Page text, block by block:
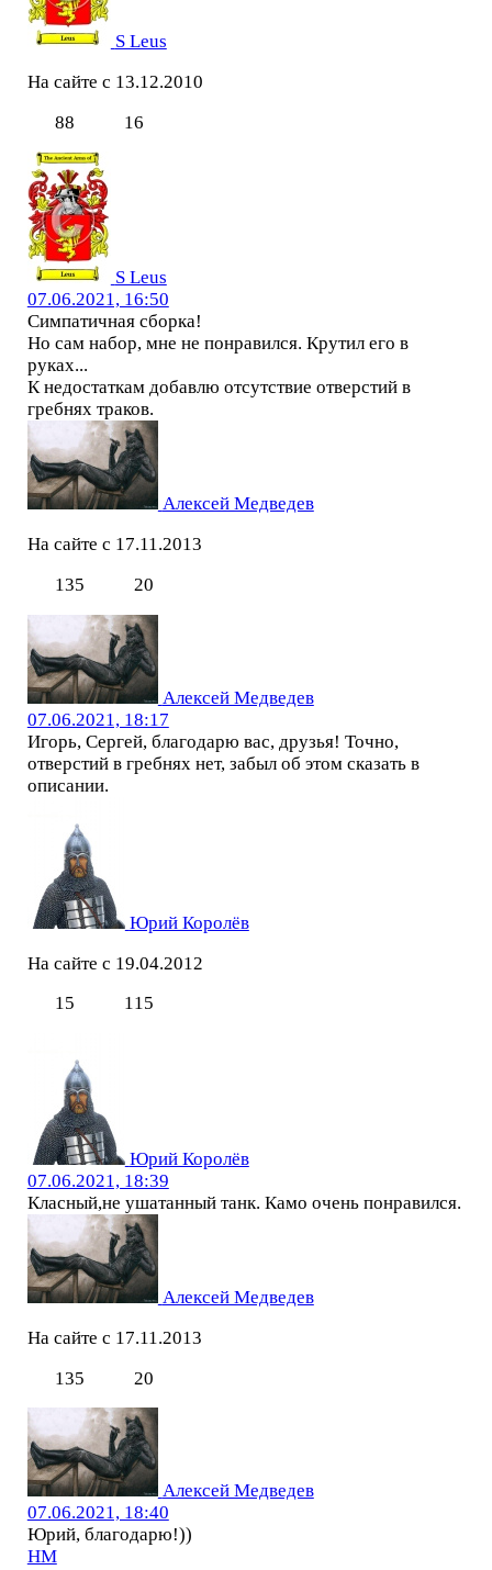
S Leus
На сайте с 13.12.2010
88
16
S Leus
07.06.2021, 16:50
Симпатичная сборка!
Но сам набор, мне не понравился. Крутил его в
руках...
К недостаткам добавлю отсутствие отверстий в
гребнях траков.
Алексей Медведев
На сайте с 17.11.2013
135
20
Алексей Медведев
07.06.2021, 18:17
Игорь, Сергей, благодарю вас, друзья! Точно,
отверстий в гребнях нет, забыл об этом сказать в
описании.
Юрий Королёв
На сайте с 19.04.2012
15
115
Юрий Королёв
07.06.2021, 18:39
Класный,не ушатанный танк. Камо очень понравился.
Алексей Медведев
На сайте с 17.11.2013
135
20
Алексей Медведев
07.06.2021, 18:40
Юрий, благодарю!))
НМ